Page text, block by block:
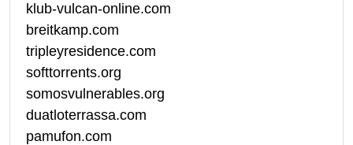
klub-vulcan-online.com
breitkamp.com
tripleyresidence.com
softtorrents.org
somosvulnerables.org
duatloterrassa.com
pamufon.com